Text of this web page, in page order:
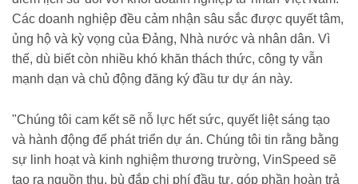
Các doanh nghiệp đều cảm nhận sâu sắc được quyết tâm,
ủng hộ và kỳ vọng của Đảng, Nhà nước và nhân dân. Vì
thế, dù biết còn nhiều khó khăn thách thức, công ty vẫn
mạnh dạn và chủ động đăng ký đầu tư dự án này.
"Chúng tôi cam kết sẽ nỗ lực hết sức, quyết liệt sáng tạo
và hành động để phát triển dự án. Chúng tôi tin rằng bằng
sự linh hoạt và kinh nghiệm thương trường, VinSpeed sẽ
tạo ra nguồn thu, bù đắp chi phí đầu tư, góp phần hoàn trả